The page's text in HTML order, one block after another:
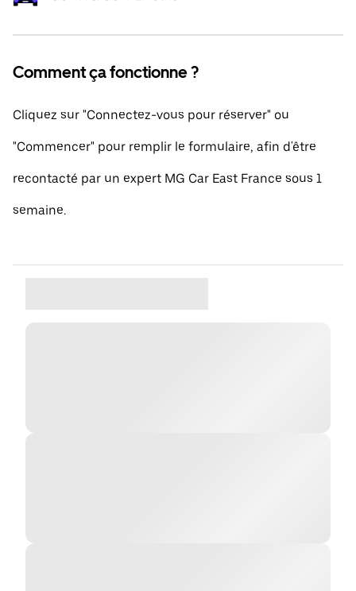
Comment ça fonctionne ?
Cliquez sur "Connectez-vous pour réserver" ou
"Commencer" pour remplir le formulaire, afin d'être
recontacté par un expert MG Car East France sous 1
semaine.